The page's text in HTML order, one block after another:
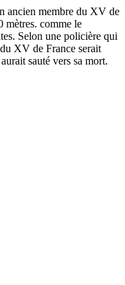
ancien membre du XV de
mètres. comme le
Selon une policière qui
XV de France serait
sauté vers sa mort.